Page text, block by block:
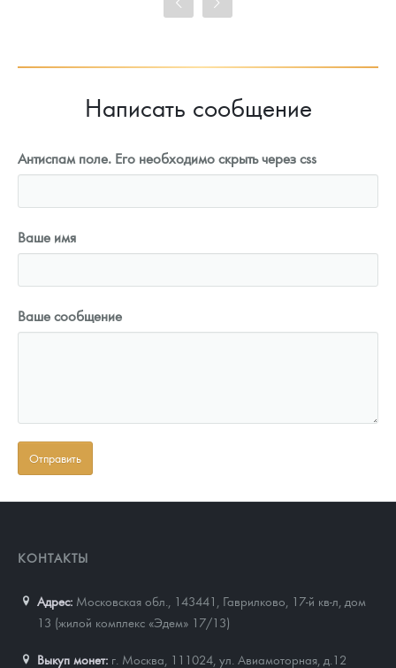
Цена выкупа
Написать сообщение
Антиспам поле. Его необходимо скрыть через css
Ваше имя
Ваше сообщение
КОНТАКТЫ
Адрес: Московская обл., 143441
Гаврилково, 17-й кв-л, дом
13 (жилой комплекс «Эдем» 17/13)
Выкуп монет: г. Москва, 111024, ул. Авиамоторная, д.12